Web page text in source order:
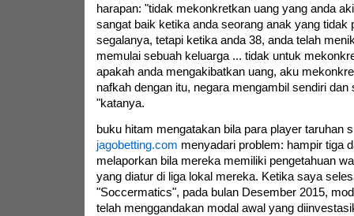
harapan: "tidak mekonkretkan uang yang anda
sangat baik ketika anda seorang anak yang tidak
segalanya, tetapi ketika anda 38, anda telah
memulai sebuah keluarga ... tidak untuk
apakah anda mengakibatkan uang, aku
nafkah dengan itu, negara mengambil sendiri dan
"katanya.
buku hitam mengatakan bila para player taruhan
jagobetting.com menyadari problem: hampir tiga
melaporkan bila mereka memiliki pengetahuan
yang diatur di liga lokal mereka. Ketika saya
"Soccermatics", pada bulan Desember 2015,
telah menggandakan modal awal yang